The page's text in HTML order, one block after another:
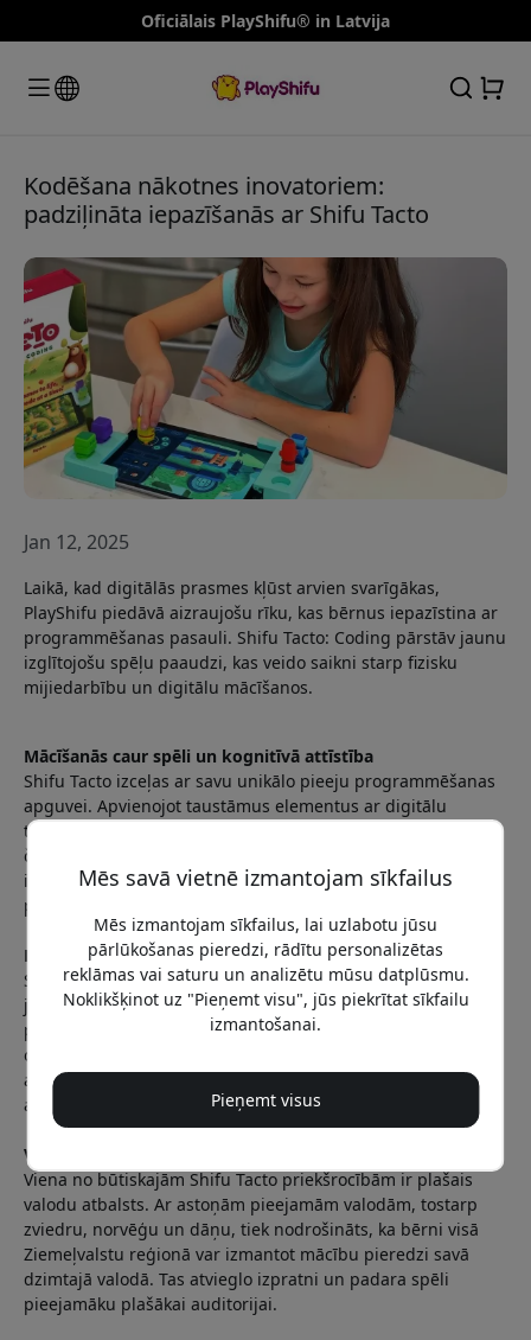
Oficiālais PlayShifu® in Latvija
Kodēšana nākotnes inovatoriem:
padziļināta iepazīšanās ar Shifu Tacto
Jan 12, 2025
Laikā, kad digitālās prasmes kļūst arvien svarīgākas,
PlayShifu piedāvā aizraujošu rīku, kas bērnus iepazīstina ar
programmēšanas pasauli. Shifu Tacto: Coding pārstāv jaunu
izglītojošu spēļu paaudzi, kas veido saikni starp fizisku
mijiedarbību un digitālu mācīšanos.
Mācīšanās caur spēli un kognitīvā attīstība
Shifu Tacto izceļas ar savu unikālo pieeju programmēšanas
apguvei. Apvienojot taustāmus elementus ar digitālu
tehnoloģiju, spēle rada aizraujošu mācību vidi bērniem no
četru gadu vecuma. Ar vairāk nekā 200 pārdomāti
izstrādātiem līmeņiem bērni var pakāpeniski apgūt
programmēšanas pamatus.
No koncepta līdz praksei
Spēles stiprā puse ir spēja abstraktus programmēšanas
jēdzienus pārvērst konkrētā, vizuālā pieredzē. Bērni apgūst
pamata programmēšanas loģiku, manipulējot ar fiziskiem
objektiem uz digitālas spēles virsmas. Tas notiek vienlaikus
ar loģiskās domāšanas un problēmu risināšanas prasmju
attīstīšanu.
Valodu atbalsts, kas paver durvis
Viena no būtiskajām Shifu Tacto priekšrocībām ir plašais
valodu atbalsts. Ar astoņām pieejamām valodām, tostarp
zviedru, norvēģu un dāņu, tiek nodrošināts, ka bērni visā
Ziemeļvalstu reģionā var izmantot mācību pieredzi savā
dzimtajā valodā. Tas atvieglo izpratni un padara spēli
pieejamāku plašākai auditorijai.
Mēs savā vietnē izmantojam sīkfailus
Mēs izmantojam sīkfailus, lai uzlabotu jūsu
pārlūkošanas pieredzi, rādītu personalizētas
reklāmas vai saturu un analizētu mūsu datplūsmu.
Noklikšķinot uz "Pieņemt visu", jūs piekrītat sīkfailu
izmantošanai.
Pieņemt visus